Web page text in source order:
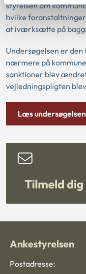
styrelsen om
hvilke
at iværksætte på
Undersøgelsen er
nærmere på
sanktioner blev
vejledningspligten
Læs undersøgelsen
Tilmeld
Ankestyrelsen
Postadresse: